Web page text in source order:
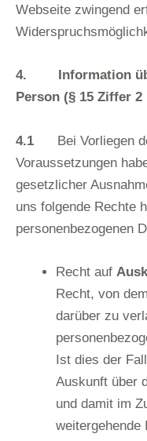
Webseite zwingend
4. Information
Person (§ 15 Ziffer
4.1 Bei Vorliegen
Voraussetzungen
gesetzlicher
uns folgende Rechte
personenbezogenen
Recht auf
Recht, von
darüber zu
Ist dies der
Auskunft über
und damit im
weitergehende